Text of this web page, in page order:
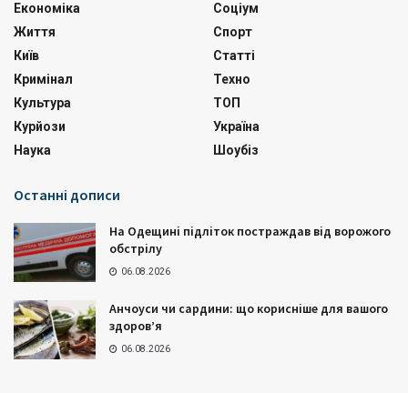
Економіка
Життя
Київ
Кримінал
Культура
Курйози
Наука
Соціум
Спорт
Статті
Техно
ТОП
Україна
Шоубіз
Останні дописи
На Одещині підліток постраждав від ворожого
обстрілу
06.08.2026
Анчоуси чи сардини: що корисніше для вашого
здоров’я
06.08.2026